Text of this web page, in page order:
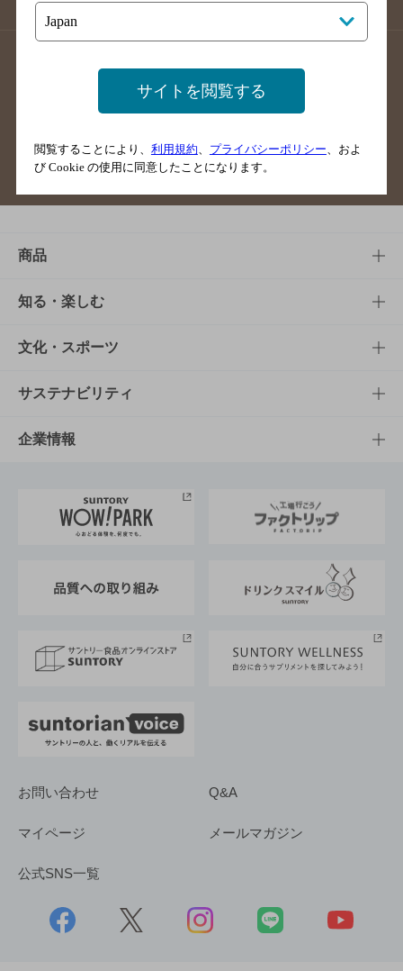
掲載店舗様ログイン
サイトマップ ご意見・ご感想
商品
商品TOP
商品一覧
商品発売情報
栄養成分一覧
知る・楽しむ
知る・楽しむTOP
キャンペーン
工場見学
地域情報
文化・スポーツ
文化・スポーツTOP
サントリーホール
サントリーサンバーズ大阪
サステナビリティ
サステナビリティTOP
サントリーが考えるサステナビリティ経営
企業情報
企業概要
採用情報
お問い合わせ Q&A
マイページ メールマガジン
公式SNS一覧
サイトを閲覧する
閲覧することにより、 利用規約、 プライバシーポリシー、およ
び Cookie の使用に同意したことになります。